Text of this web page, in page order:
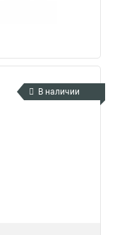
В наличии